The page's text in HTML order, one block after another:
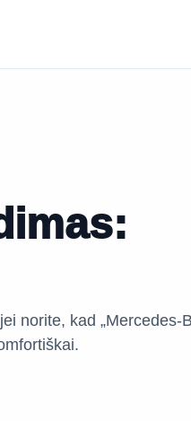
norite, kad „Mercedes-